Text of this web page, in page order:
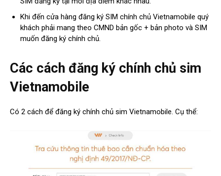
Khi đến cửa hàng đăng ký SIM chính chủ Vietnamobile quý
khách phải mang theo CMND bản gốc + bản photo và SIM
muốn đăng ký chính chủ.
Các cách đăng ký chính chủ sim
Vietnamobile
Có 2 cách để đăng ký chính chủ sim Vietnamobile. Cụ thể: